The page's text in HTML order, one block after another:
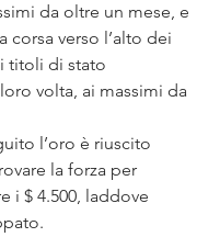
da oltre un mese, e
corsa verso l’alto dei
titoli di stato
volta, ai massimi da
l’oro è riuscito
la forza per
i $ 4.500, laddove